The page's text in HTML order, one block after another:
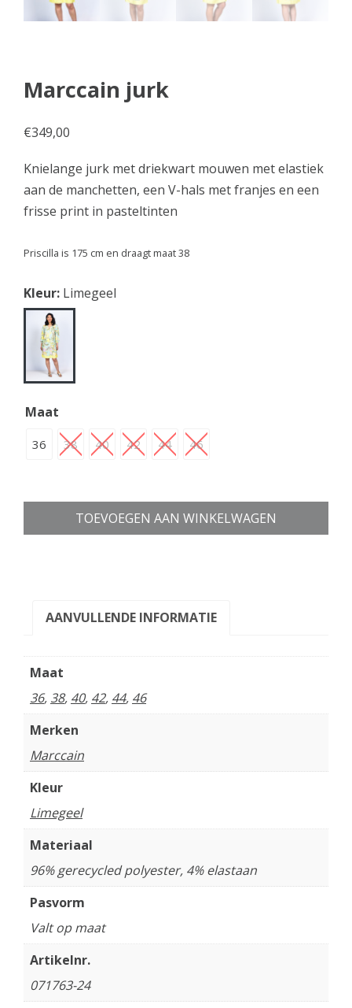
Marccain jurk
€349,00
Knielange jurk met driekwart mouwen met elastiek
aan de manchetten, een V-hals met franjes en een
frisse print in pasteltinten
Priscilla is 175 cm en draagt maat 38
Kleur: Limegeel
Maat
36 38 40 42 44 46
TOEVOEGEN AAN WINKELWAGEN
AANVULLENDE INFORMATIE
Maat
36, 38, 40, 42, 44, 46
Merken
Marccain
Kleur
Limegeel
Materiaal
96% gerecycled polyester, 4% elastaan
Pasvorm
Valt op maat
Artikelnr.
071763-24